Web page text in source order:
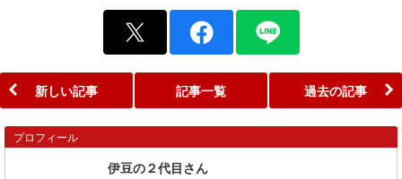
新しい記事 記事一覧 過去の記事
プロフィール
伊豆の２代目さん